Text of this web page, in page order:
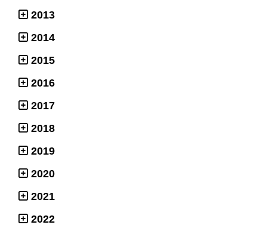
2013
2014
2015
2016
2017
2018
2019
2020
2021
2022